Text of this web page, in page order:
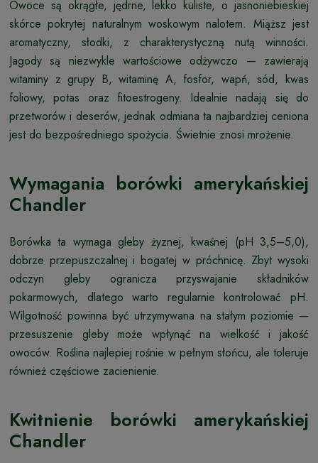
Owoce są okrągłe, jędrne, lekko kuliste, o jasnoniebieskiej
skórce pokrytej naturalnym woskowym nalotem. Miąższ jest
aromatyczny, słodki, z charakterystyczną nutą winności.
Jagody są niezwykle wartościowe odżywczo — zawierają
witaminy z grupy B, witaminę A, fosfor, wapń, sód, kwas
foliowy, potas oraz fitoestrogeny. Idealnie nadają się do
przetworów i deserów, jednak odmiana ta najbardziej ceniona
jest do bezpośredniego spożycia. Świetnie znosi mrożenie.
Wymagania borówki amerykańskiej
Chandler
Borówka ta wymaga gleby żyznej, kwaśnej (pH 3,5–5,0),
dobrze przepuszczalnej i bogatej w próchnicę. Zbyt wysoki
odczyn gleby ogranicza przyswajanie składników
pokarmowych, dlatego warto regularnie kontrolować pH.
Wilgotność powinna być utrzymywana na stałym poziomie —
przesuszenie gleby może wpłynąć na wielkość i jakość
owoców. Roślina najlepiej rośnie w pełnym słońcu, ale toleruje
również częściowe zacienienie.
Kwitnienie borówki amerykańskiej
Chandler